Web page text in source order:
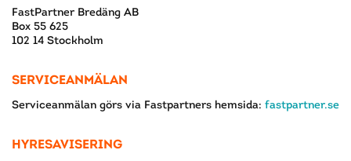
FastPartner Bredäng AB
Box 55 625
102 14 Stockholm
SERVICEANMÄLAN
Serviceanmälan görs via Fastpartners hemsida: fastpartner.se
HYRESAVISERING